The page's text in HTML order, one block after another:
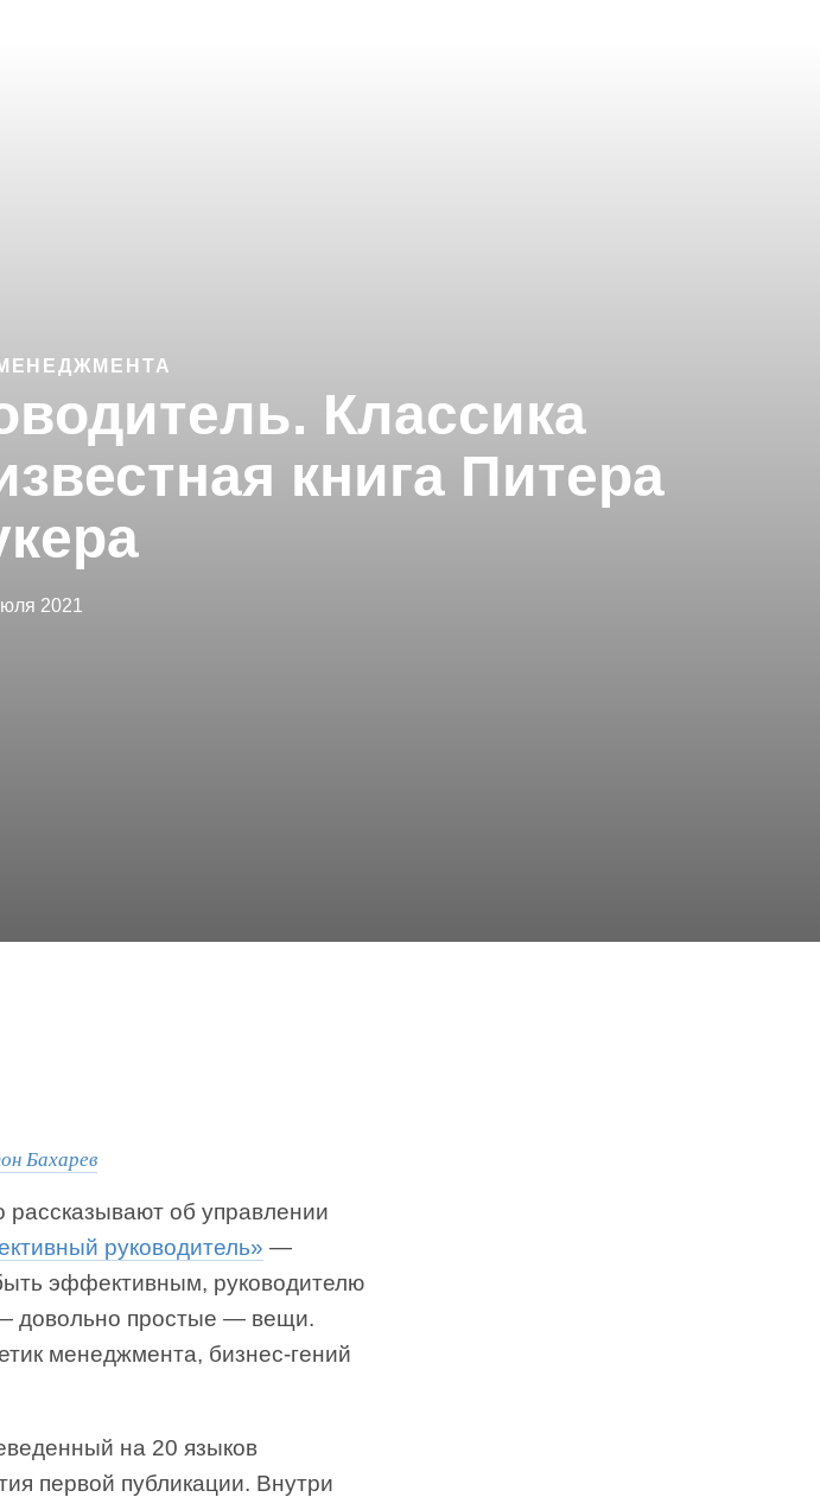
Классика
книга Питера
2021
Бахарев
об управлении
руководитель» —
эффективным, руководителю
довольно простые — вещи.
менеджмента, бизнес-гений
на 20 языков
первой публикации. Внутри